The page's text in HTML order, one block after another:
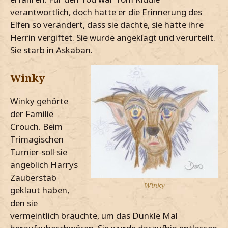
verantwortlich, doch hatte er die Erinnerung des
Elfen so verändert, dass sie dachte, sie hätte ihre
Herrin vergiftet. Sie wurde angeklagt und verurteilt.
Sie starb in Askaban.
Winky
Winky
Winky gehörte
der Familie
Crouch. Beim
Trimagischen
Turnier soll sie
angeblich Harrys
Zauberstab
geklaut haben,
den sie
vermeintlich brauchte, um das Dunkle Mal